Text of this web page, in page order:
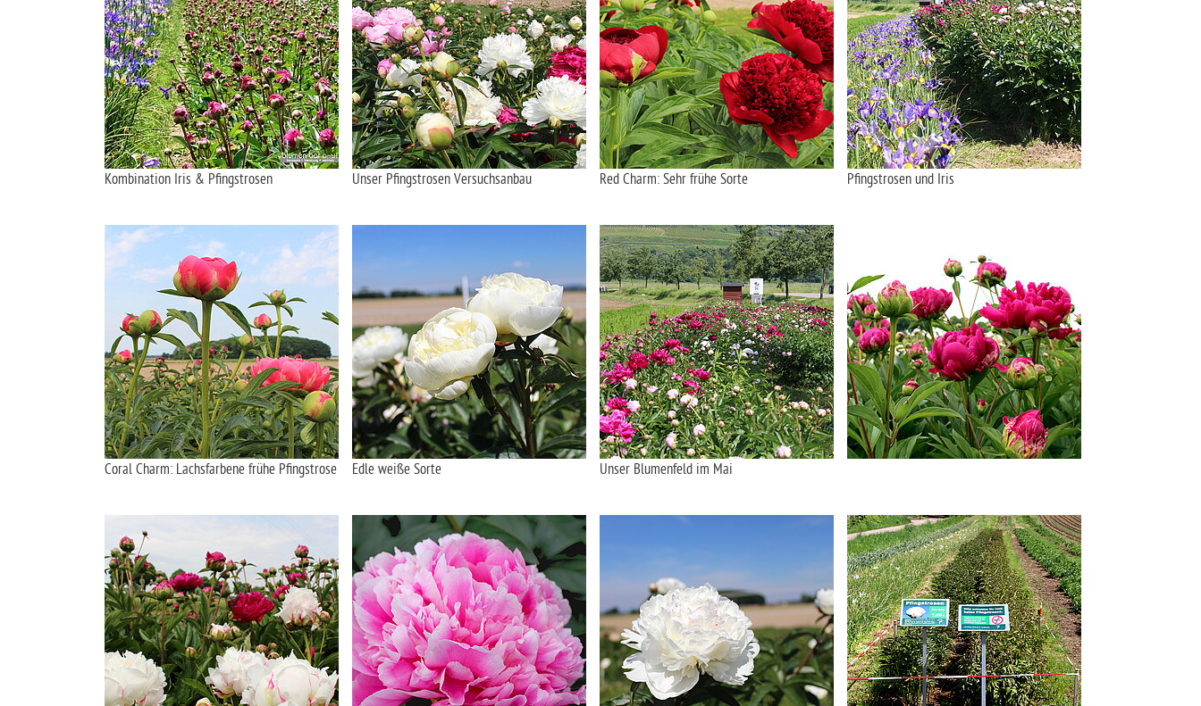
Kombination Iris & Pfingstrosen Unser Pfingstrosen Versuchsanbau Red Charm: Sehr frühe Sorte Pfingstrosen und Iris
Coral Charm: Lachsfarbene frühe Pfingstrose Edle weiße Sorte Unser Blumenfeld im Mai